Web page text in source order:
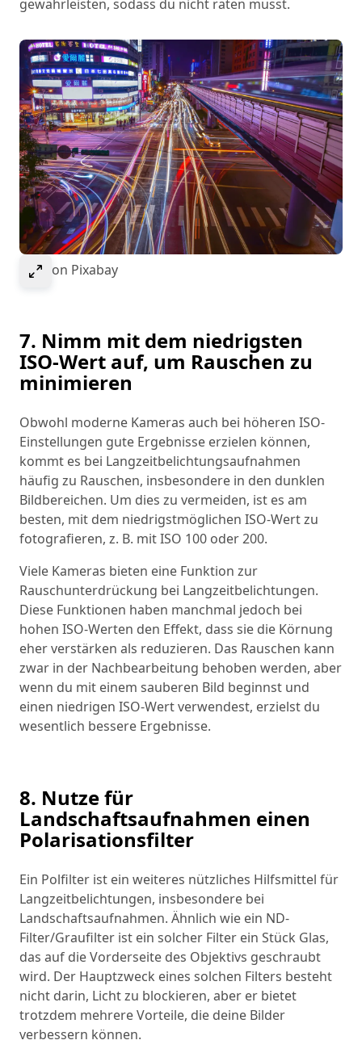
gewährleisten, sodass du nicht raten musst.
Select to expand image
Bild von Pixabay
7. Nimm mit dem niedrigsten
ISO-Wert auf, um Rauschen zu
minimieren
Obwohl moderne Kameras auch bei höheren ISO-
Einstellungen gute Ergebnisse erzielen können,
kommt es bei Langzeitbelichtungsaufnahmen
häufig zu Rauschen, insbesondere in den dunklen
Bildbereichen. Um dies zu vermeiden, ist es am
besten, mit dem niedrigstmöglichen ISO-Wert zu
fotografieren, z. B. mit ISO 100 oder 200.
Viele Kameras bieten eine Funktion zur
Rauschunterdrückung bei Langzeitbelichtungen.
Diese Funktionen haben manchmal jedoch bei
hohen ISO-Werten den Effekt, dass sie die Körnung
eher verstärken als reduzieren. Das Rauschen kann
zwar in der Nachbearbeitung behoben werden, aber
wenn du mit einem sauberen Bild beginnst und
einen niedrigen ISO-Wert verwendest, erzielst du
wesentlich bessere Ergebnisse.
8. Nutze für
Landschaftsaufnahmen einen
Polarisationsfilter
Ein Polfilter ist ein weiteres nützliches Hilfsmittel für
Langzeitbelichtungen, insbesondere bei
Landschaftsaufnahmen. Ähnlich wie ein ND-
Filter/Graufilter ist ein solcher Filter ein Stück Glas,
das auf die Vorderseite des Objektivs geschraubt
wird. Der Hauptzweck eines solchen Filters besteht
nicht darin, Licht zu blockieren, aber er bietet
trotzdem mehrere Vorteile, die deine Bilder
verbessern können.